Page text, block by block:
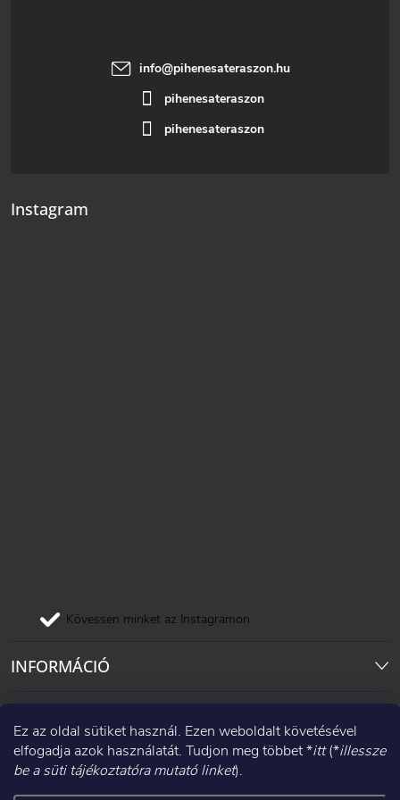
Ez az oldal sütiket használ. Ezen weboldalt követésével
elfogadja azok használatát. Tudjon meg többet *itt(*illessze
be a süti tájékoztatóra mutató linket).
Instagram
Kövessen minket az Instagramon
INFORMÁCIÓ
Facebook
info@pihenesateraszon.hu
pihenesateraszon
pihenesateraszon